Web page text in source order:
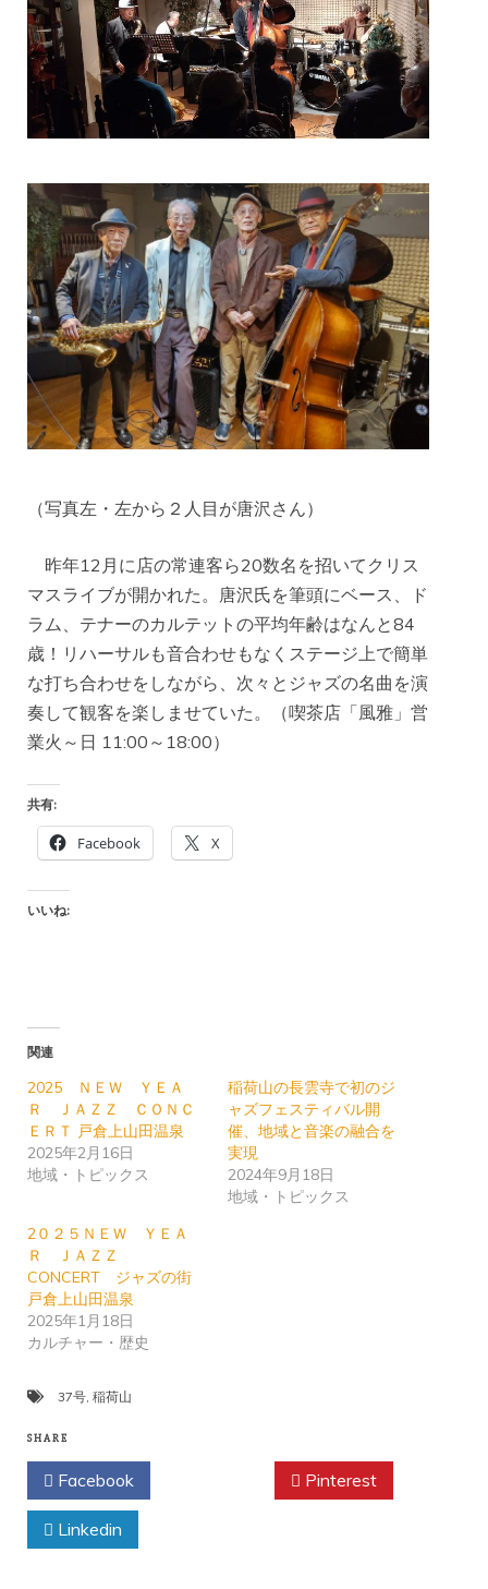
（写真左・左から２人目が唐沢さん）
昨年12月に店の常連客ら20数名を招いてクリス
マスライブが開かれた。唐沢氏を筆頭にベース、ド
ラム、テナーのカルテットの平均年齢はなんと84
歳！リハーサルも音合わせもなくステージ上で簡単
な打ち合わせをしながら、次々とジャズの名曲を演
奏して観客を楽しませていた。（喫茶店「風雅」営
業火～日 11:00～18:00）
共有:
Facebook X
いいね:
関連
2025 ＮＥＷ ＹＥＡ
Ｒ ＪＡＺＺ ＣＯＮＣ
ＥＲＴ 戸倉上山田温泉
2025年2月16日
地域・トピックス
稲荷山の長雲寺で初のジ
ャズフェスティバル開
催、地域と音楽の融合を
実現
2024年9月18日
地域・トピックス
2０２５ＮＥＷ ＹＥＡ
Ｒ ＪＡＺＺ
CONCERT ジャズの街
戸倉上山田温泉
2025年1月18日
カルチャー・歴史
37号, 稲荷山
SHARE
Facebook Pinterest
Linkedin